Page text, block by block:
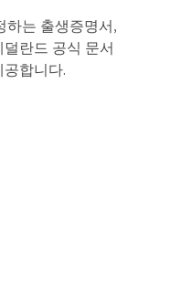
하는 출생증명서,
란드 공식 문서
합니다.